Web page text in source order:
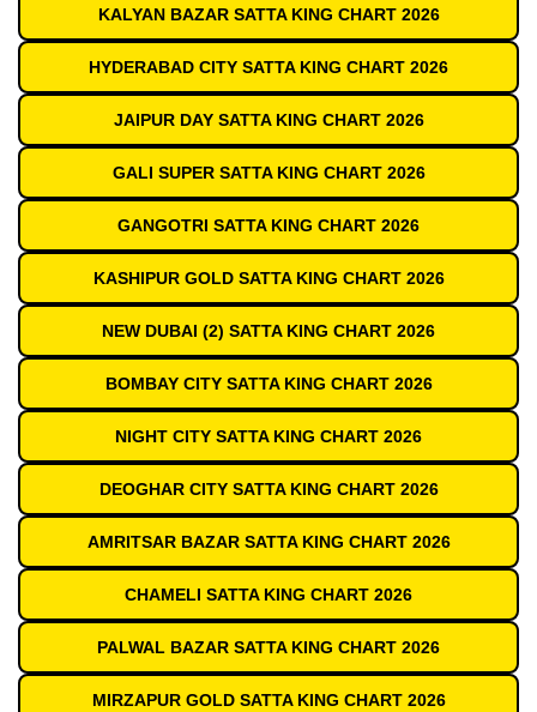
KALYAN BAZAR SATTA KING CHART 2026
HYDERABAD CITY SATTA KING CHART 2026
JAIPUR DAY SATTA KING CHART 2026
GALI SUPER SATTA KING CHART 2026
GANGOTRI SATTA KING CHART 2026
KASHIPUR GOLD SATTA KING CHART 2026
NEW DUBAI (2) SATTA KING CHART 2026
BOMBAY CITY SATTA KING CHART 2026
NIGHT CITY SATTA KING CHART 2026
DEOGHAR CITY SATTA KING CHART 2026
AMRITSAR BAZAR SATTA KING CHART 2026
CHAMELI SATTA KING CHART 2026
PALWAL BAZAR SATTA KING CHART 2026
MIRZAPUR GOLD SATTA KING CHART 2026